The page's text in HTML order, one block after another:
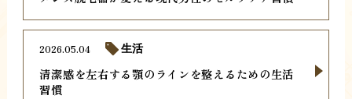
清潔感を左右する顎のラインを整えるための生活
習慣
2026.05.04 生活